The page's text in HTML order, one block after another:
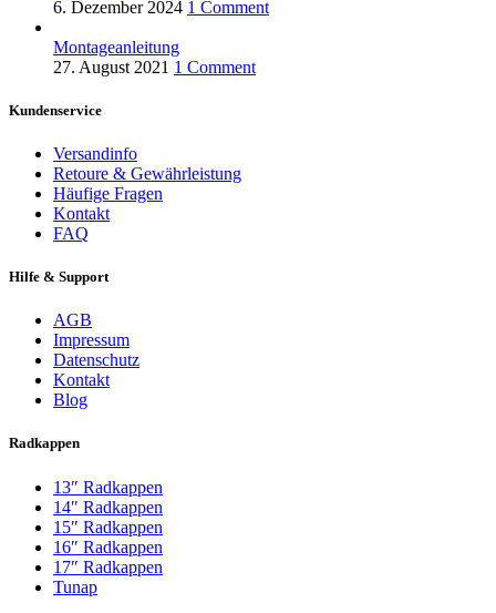
6. Dezember 2024 1 Comment
Montageanleitung
27. August 2021 1 Comment
Kundenservice
Versandinfo
Retoure & Gewährleistung
Häufige Fragen
Kontakt
FAQ
Hilfe & Support
AGB
Impressum
Datenschutz
Kontakt
Blog
Radkappen
13″ Radkappen
14″ Radkappen
15″ Radkappen
16″ Radkappen
17″ Radkappen
Tunap